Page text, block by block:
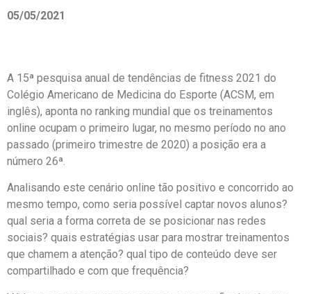
05/05/2021
A 15ª pesquisa anual de tendências de fitness 2021 do
Colégio Americano de Medicina do Esporte (ACSM, em
inglês), aponta no ranking mundial que os treinamentos
online ocupam o primeiro lugar, no mesmo período no ano
passado (primeiro trimestre de 2020) a posição era a
número 26ª.
Analisando este cenário online tão positivo e concorrido ao
mesmo tempo, como seria possível captar novos alunos?
qual seria a forma correta de se posicionar nas redes
sociais? quais estratégias usar para mostrar treinamentos
que chamem a atenção? qual tipo de conteúdo deve ser
compartilhado e com que frequência?